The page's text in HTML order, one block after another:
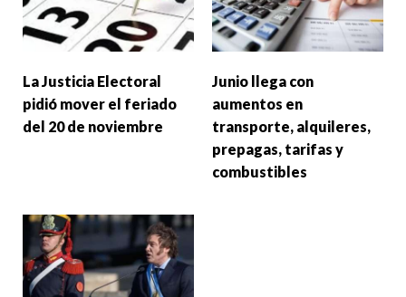
La Justicia Electoral
pidió mover el feriado
del 20 de noviembre
Junio llega con
aumentos en
transporte, alquileres,
prepagas, tarifas y
combustibles